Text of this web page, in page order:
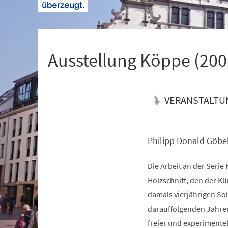
Ausstellung Köppe
Philipp Donald
Die Arbeit an der Serie
Holzschnitt, den der
damals vierjährigen
darauffolgenden
freier und